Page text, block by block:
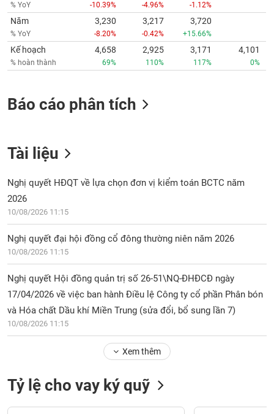
% YoY -10.39% -4.96% -1.12%
Năm
% YoY
3,230
-8.20%
3,217
-0.42%
3,720
+15.66%
Kế hoạch
% hoàn thành
4,658
69%
2,925
110%
3,171
117%
4,101
0%
Báo cáo phân tích
Tài liệu
Nghị quyết HĐQT về lựa chọn đơn vị kiểm toán BCTC năm
2026
10/08/2026 11:15
Nghị quyết đại hội đồng cổ đông thường niên năm 2026
10/08/2026 11:15
Nghị quyết Hội đồng quản trị số 26-51\NQ-ĐHĐCĐ ngày
17/04/2026 về việc ban hành Điều lệ Công ty cổ phần Phân bón
và Hóa chất Dầu khí Miền Trung (sửa đổi, bổ sung lần 7)
10/08/2026 11:15
Xem thêm
Tỷ lệ cho vay ký quỹ